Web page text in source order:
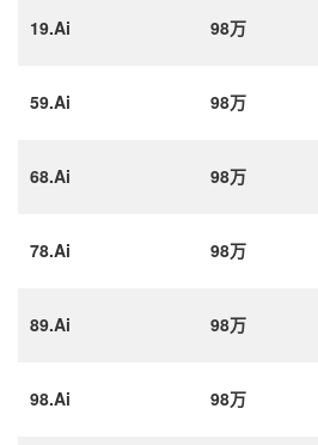
19.Ai 98万
59.Ai 98万
68.Ai 98万
78.Ai 98万
89.Ai 98万
98.Ai 98万